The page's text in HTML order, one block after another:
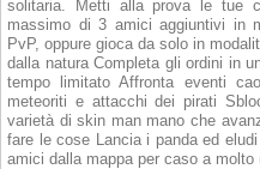
solitaria. Metti alla prova le tue
massimo di 3 amici aggiuntivi in
PvP, oppure gioca da solo in
dalla natura Completa gli ordini in
tempo limitato Affronta eventi
meteoriti e attacchi dei pirati
varietà di skin man mano che
fare le cose Lancia i panda ed
amici dalla mappa per caso a